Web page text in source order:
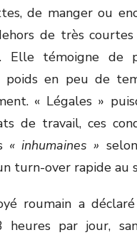
de manger ou
de très
Elle témoigne de
poids en peu de
« Légales »
de travail, ces
« inhumaines »
turn-over rapide au
roumain a
par jour,